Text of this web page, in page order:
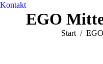
Kontakt
EGO
Sie
Start